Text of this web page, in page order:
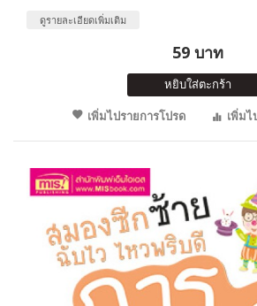
ดูรายละเอียดเพิ่มเติม
59 บาท
หยิบใส่ตะกร้า
เพิ่มไปรายการโปรด
เพิ่มไ